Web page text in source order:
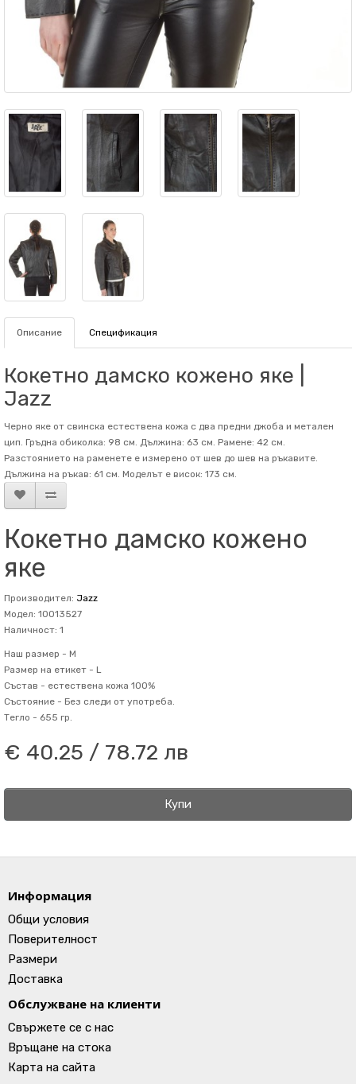
Описание Спецификация
Кокетно дамско кожено яке |
Jazz
Черно яке от свинска естествена кожа с два предни джоба и метален
цип. Гръдна обиколка: 98 см. Дължина: 63 см. Рамене: 42 см.
Разстоянието на раменете е измерено от шев до шев на ръкавите.
Дължина на ръкав: 61 см. Mоделът е висок: 173 см.
Кокетно дамско кожено
яке
Производител: Jazz
Модел: 10013527
Наличност: 1
Наш размер - M
Размер на етикет - L
Състав - естествена кожа 100%
Състояние - Без следи от употреба.
Тегло - 655 гр.
€ 40.25 / 78.72 лв
Купи
Информация
Общи условия
Поверителност
Размери
Доставка
Обслужване на клиенти
Свържете се с нас
Връщане на стока
Карта на сайта